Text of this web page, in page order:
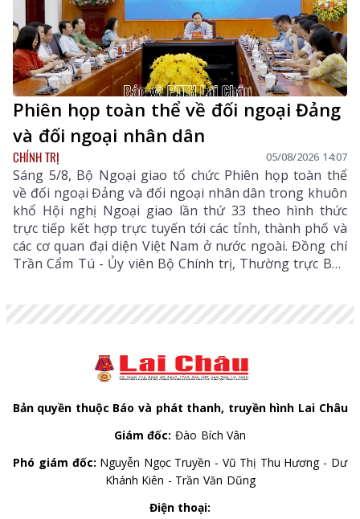
Phiên họp toàn thể về đối ngoại Đảng
và đối ngoại nhân dân
CHÍNH TRỊ 05/08/2026 14:07
Sáng 5/8, Bộ Ngoại giao tổ chức Phiên họp toàn thể
về đối ngoại Đảng và đối ngoại nhân dân trong khuôn
khổ Hội nghị Ngoại giao lần thứ 33 theo hình thức
trực tiếp kết hợp trực tuyến tới các tỉnh, thành phố và
các cơ quan đại diện Việt Nam ở nước ngoài. Đồng chí
Trần Cẩm Tú - Ủy viên Bộ Chính trị, Thường trực Ban
Bản quyền thuộc Báo và phát thanh, truyền hình Lai Châu
Giám đốc: Đào Bích Vân
Phó giám đốc: Nguyễn Ngọc Truyền - Vũ Thị Thu Hương - Dư
Khánh Kiên - Trần Văn Dũng
Điện thoại: